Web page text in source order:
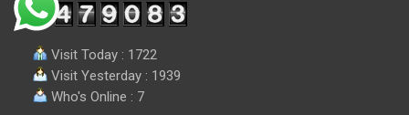
Visit Today : 1722
Visit Yesterday : 1939
Who's Online : 7